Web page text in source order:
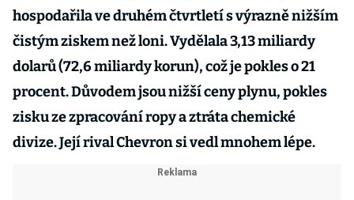
hospodařila ve druhém čtvrtletí s výrazně nižším
čistým ziskem než loni. Vydělala 3,13 miliardy
dolarů (72,6 miliardy korun), což je pokles o 21
procent. Důvodem jsou nižší ceny plynu, pokles
zisku ze zpracování ropy a ztráta chemické
divize. Její rival Chevron si vedl mnohem lépe.